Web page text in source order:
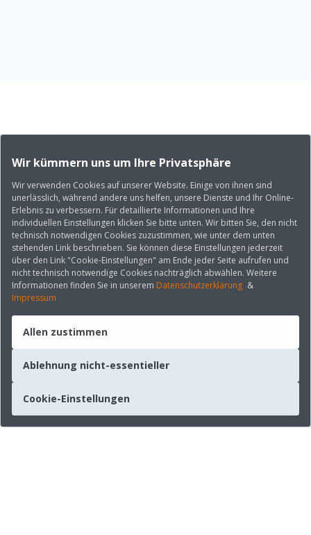
Wir kümmern uns um Ihre Privatsphäre
Wir verwenden Cookies auf unserer Website. Einige von ihnen sind
unerlässlich, während andere uns helfen, unsere Dienste und Ihr Online-
Erlebnis zu verbessern. Für detaillierte Informationen und Ihre
individuellen Einstellungen klicken Sie bitte unten. Wir bitten Sie, den nicht
technisch notwendigen Cookies zuzustimmen, wie unter dem unten
stehenden Link beschrieben. Sie können diese Einstellungen jederzeit
über den Link "Cookie-Einstellungen" am Ende jeder Seite aufrufen und
nicht technisch notwendige Cookies nachträglich abwählen. Weitere
Informationen finden Sie in unserem Datenschutzerklärung &
Impressum
Allen zustimmen
Ablehnung nicht-essentieller
Cookie-Einstellungen